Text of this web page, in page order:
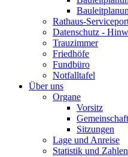
Rathaus-
Datenschutz -
Trauzimmer
Friedhöfe
Fundbüro
Notfalltafel
Über uns
Organe
Vorsitz
Sitzungen
Lage und Anreise
Statistik und Zahlen